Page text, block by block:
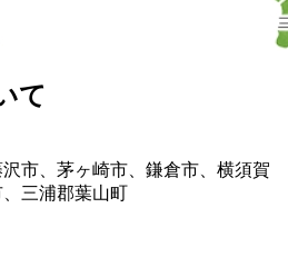
て
市、茅ヶ崎市、鎌倉市、横須賀
三浦郡葉山町